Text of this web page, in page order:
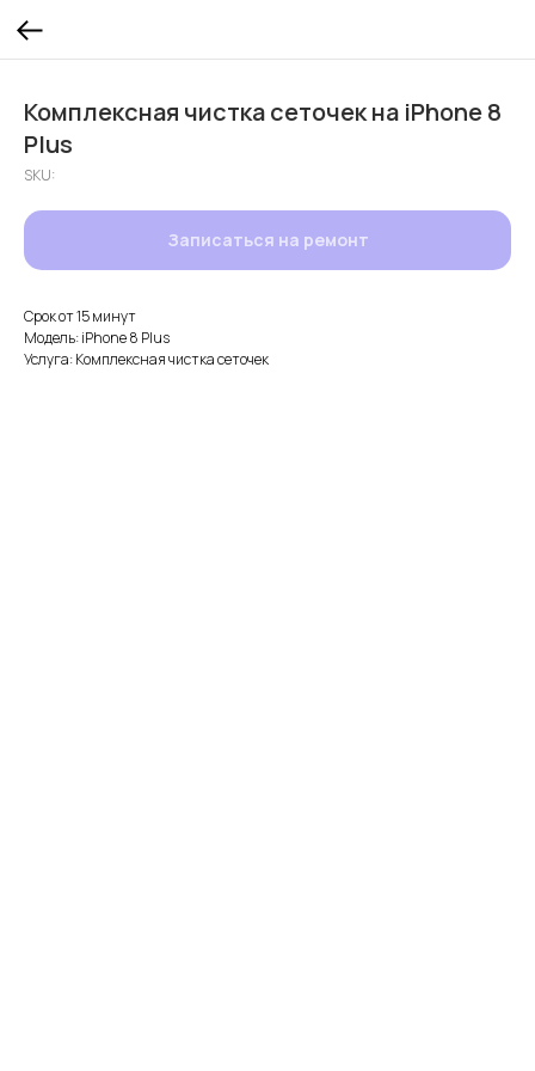
Комплексная чистка сеточек на iPhone 8
Plus
SKU:
Записаться на ремонт
Срок от 15 минут
Модель: iPhone 8 Plus
Услуга: Комплексная чистка сеточек